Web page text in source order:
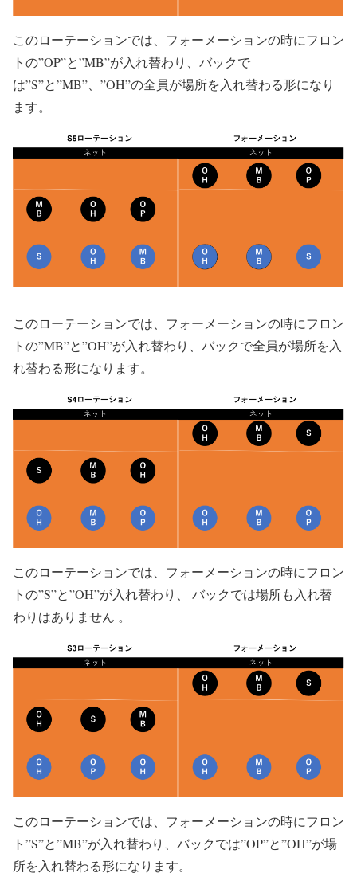
このローテーションでは、フォーメーションの時にフロン
トの”OP”と”MB”が入れ替わり、バックで
は”S”と”MB”、”OH”の全員が場所を入れ替わる形になり
ます。
このローテーションでは、フォーメーションの時にフロン
トの”MB”と”OH”が入れ替わり、バックで全員が場所を入
れ替わる形になります。
このローテーションでは、フォーメーションの時にフロン
トの”S”と”OH”が入れ替わり、 バックでは場所も入れ替
わりはありません 。
このローテーションでは、フォーメーションの時にフロン
ト”S”と”MB”が入れ替わり、バックでは”OP”と”OH”が場
所を入れ替わる形になります。